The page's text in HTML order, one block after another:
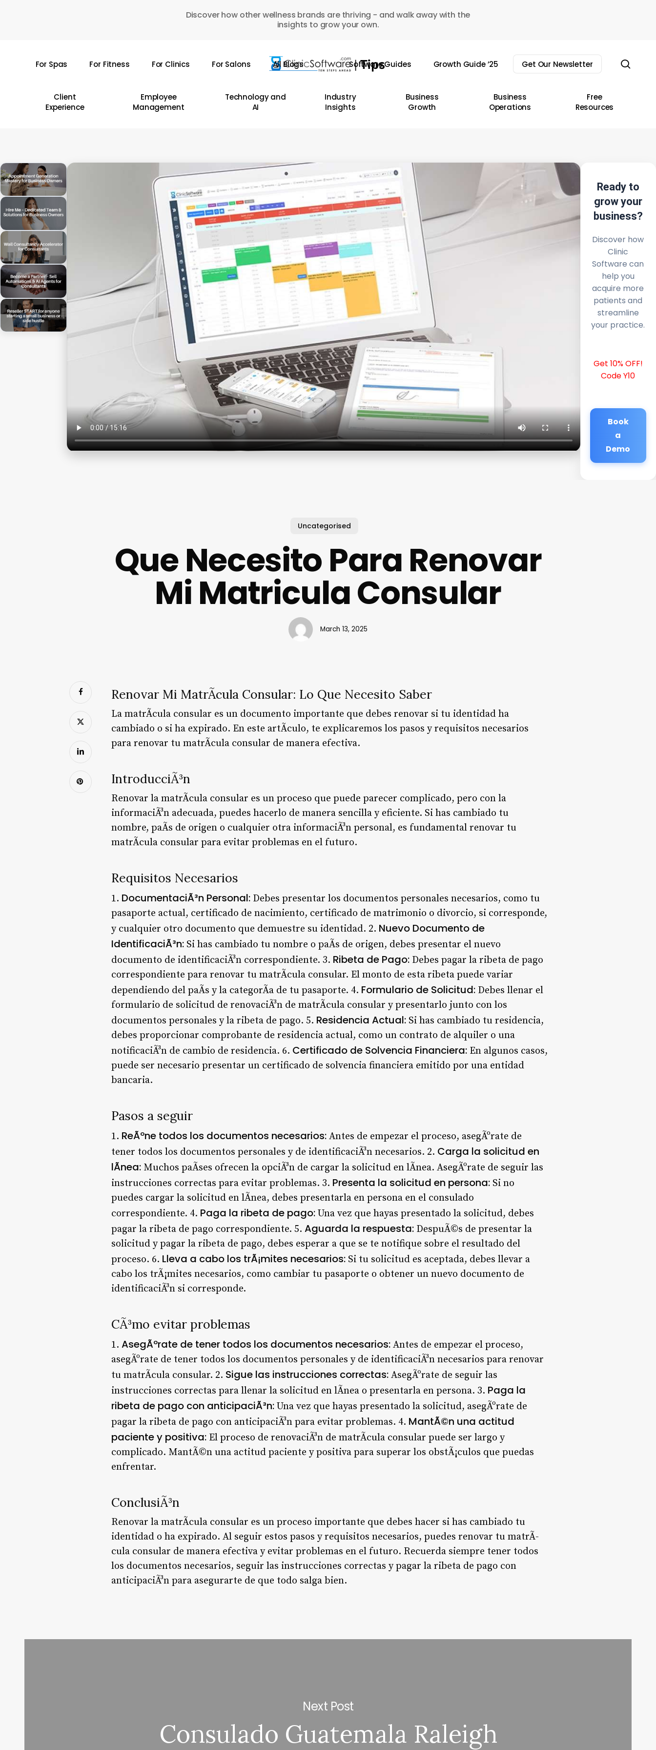
Discover how other wellness brands are thriving - and walk away with the
insights to grow your own.
For Spas For Fitness For Clinics For Salons All Blogs Software Guides Growth Guide ’25 Get Our Newsletter
Client
Experience
Employee
Management
Technology and
AI
Industry
Insights
Business
Growth
Business
Operations
Free
Resources
Ready to
grow your
business?
Discover how
Clinic
Software can
help you
acquire more
patients and
streamline
your practice.
Get 10% OFF!
Code Y10
Book
a
Demo
Uncategorised
Que Necesito Para Renovar
Mi Matricula Consular
March 13, 2025
Renovar Mi MatrÃ­cula Consular: Lo Que Necesito Saber
La matrÃ­cula consular es un documento importante que debes renovar si tu identidad ha
cambiado o si ha expirado. En este artÃ­culo, te explicaremos los pasos y requisitos necesarios
para renovar tu matrÃ­cula consular de manera efectiva.
IntroducciÃ³n
Renovar la matrÃ­cula consular es un proceso que puede parecer complicado, pero con la
informaciÃ³n adecuada, puedes hacerlo de manera sencilla y eficiente. Si has cambiado tu
nombre, paÃ­s de origen o cualquier otra informaciÃ³n personal, es fundamental renovar tu
matrÃ­cula consular para evitar problemas en el futuro.
Requisitos Necesarios
1. DocumentaciÃ³n Personal: Debes presentar los documentos personales necesarios, como tu
pasaporte actual, certificado de nacimiento, certificado de matrimonio o divorcio, si corresponde,
y cualquier otro documento que demuestre su identidad. 2. Nuevo Documento de
IdentificaciÃ³n: Si has cambiado tu nombre o paÃ­s de origen, debes presentar el nuevo
documento de identificaciÃ³n correspondiente. 3. Ribeta de Pago: Debes pagar la ribeta de pago
correspondiente para renovar tu matrÃ­cula consular. El monto de esta ribeta puede variar
dependiendo del paÃ­s y la categorÃ­a de tu pasaporte. 4. Formulario de Solicitud: Debes llenar el
formulario de solicitud de renovaciÃ³n de matrÃ­cula consular y presentarlo junto con los
documentos personales y la ribeta de pago. 5. Residencia Actual: Si has cambiado tu residencia,
debes proporcionar comprobante de residencia actual, como un contrato de alquiler o una
notificaciÃ³n de cambio de residencia. 6. Certificado de Solvencia Financiera: En algunos casos,
puede ser necesario presentar un certificado de solvencia financiera emitido por una entidad
bancaria.
Pasos a seguir
1. ReÃºne todos los documentos necesarios: Antes de empezar el proceso, asegÃºrate de
tener todos los documentos personales y de identificaciÃ³n necesarios. 2. Carga la solicitud en
lÃ­nea: Muchos paÃ­ses ofrecen la opciÃ³n de cargar la solicitud en lÃ­nea. AsegÃºrate de seguir las
instrucciones correctas para evitar problemas. 3. Presenta la solicitud en persona: Si no
puedes cargar la solicitud en lÃ­nea, debes presentarla en persona en el consulado
correspondiente. 4. Paga la ribeta de pago: Una vez que hayas presentado la solicitud, debes
pagar la ribeta de pago correspondiente. 5. Aguarda la respuesta: DespuÃ©s de presentar la
solicitud y pagar la ribeta de pago, debes esperar a que se te notifique sobre el resultado del
proceso. 6. Lleva a cabo los trÃ¡mites necesarios: Si tu solicitud es aceptada, debes llevar a
cabo los trÃ¡mites necesarios, como cambiar tu pasaporte o obtener un nuevo documento de
identificaciÃ³n si corresponde.
CÃ³mo evitar problemas
1. AsegÃºrate de tener todos los documentos necesarios: Antes de empezar el proceso,
asegÃºrate de tener todos los documentos personales y de identificaciÃ³n necesarios para renovar
tu matrÃ­cula consular. 2. Sigue las instrucciones correctas: AsegÃºrate de seguir las
instrucciones correctas para llenar la solicitud en lÃ­nea o presentarla en persona. 3. Paga la
ribeta de pago con anticipaciÃ³n: Una vez que hayas presentado la solicitud, asegÃºrate de
pagar la ribeta de pago con anticipaciÃ³n para evitar problemas. 4. MantÃ©n una actitud
paciente y positiva: El proceso de renovaciÃ³n de matrÃ­cula consular puede ser largo y
complicado. MantÃ©n una actitud paciente y positiva para superar los obstÃ¡culos que puedas
enfrentar.
ConclusiÃ³n
Renovar la matrÃ­cula consular es un proceso importante que debes hacer si has cambiado tu
identidad o ha expirado. Al seguir estos pasos y requisitos necesarios, puedes renovar tu matrÃ­
cula consular de manera efectiva y evitar problemas en el futuro. Recuerda siempre tener todos
los documentos necesarios, seguir las instrucciones correctas y pagar la ribeta de pago con
anticipaciÃ³n para asegurarte de que todo salga bien.
Next Post
Consulado Guatemala Raleigh